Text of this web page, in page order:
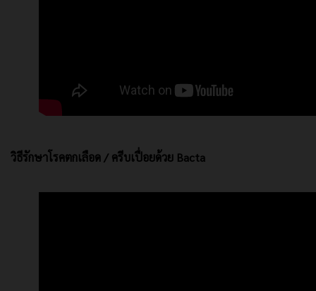
วิธีรักษาโรคตกเลือด / ครีบเปื่อยด้วย Bacta